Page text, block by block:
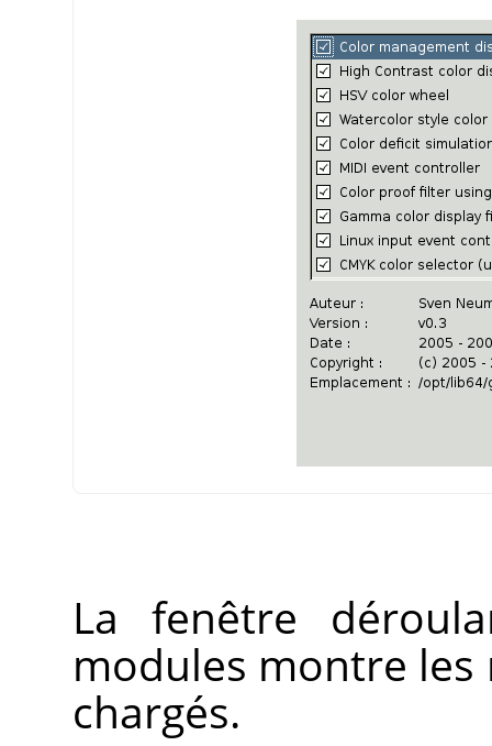
La fenêtre
modules montre
chargés.